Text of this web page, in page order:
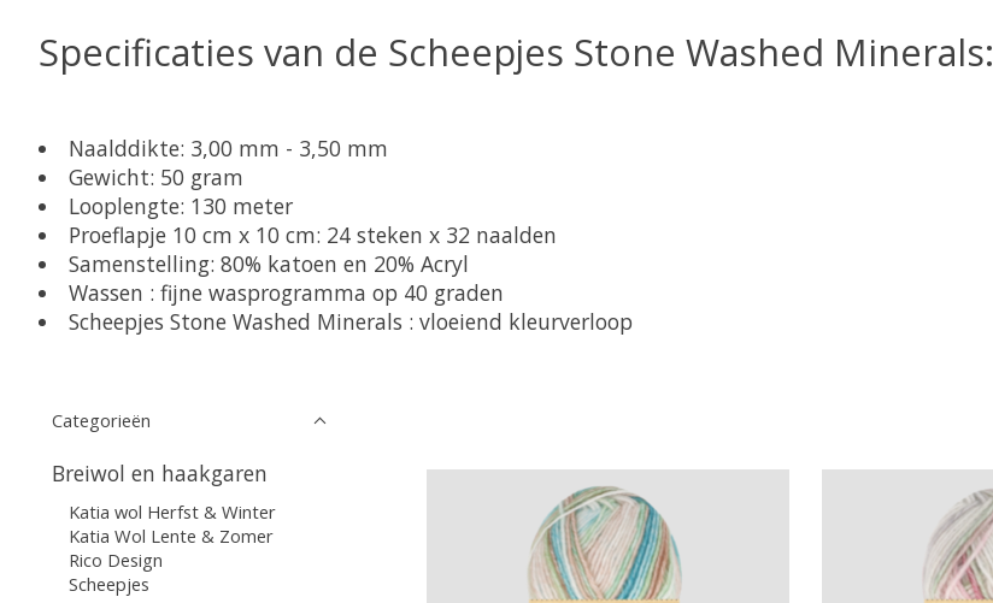
Specificaties van de Scheepjes Stone Washed Minerals:
Naalddikte: 3,00 mm - 3,50 mm
Gewicht: 50 gram
Looplengte: 130 meter
Proeflapje 10 cm x 10 cm: 24 steken x 32 naalden
Samenstelling: 80% katoen en 20% Acryl
Wassen : fijne wasprogramma op 40 graden
Scheepjes Stone Washed Minerals : vloeiend kleurverloop
Categorieën
Breiwol en haakgaren
Katia wol Herfst & Winter
Katia Wol Lente & Zomer
Rico Design
Scheepjes